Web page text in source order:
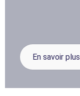
En savoir plus